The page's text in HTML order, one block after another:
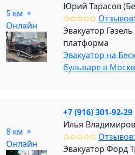
5 км
Онлайн
✩✩✩✩✩
Эвакуатор
платформа
Эвакуатор на
бульваре в
8 км
Онлайн
+7 (916) 301-92-29
✩✩✩✩✩
Эвакуатор Форд